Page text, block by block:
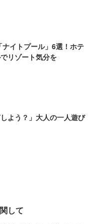
ナイトプール」6選！ホテ
リゾート気分を
しよう？」大人の一人遊び
して